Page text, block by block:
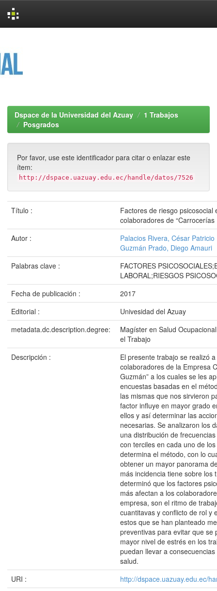
Dspace de la Universidad del Azuay
1 Trabajos
Posgrados
Por favor, use este identificador para citar o enlazar este
ítem:
http://dspace.uazuay.edu.ec/handle/datos/7526
Título :
Factores de riesgo psicosocial
colaboradores de “Carrocerías
Autor :
Palacios Rivera, César Patricio
Guzmán Prado, Diego Amauri
Palabras clave :
FACTORES
LABORAL;RIESGOS
Fecha de publicación :
2017
Editorial :
Univesidad del Azuay
metadata.dc.description.degree:
Magíster en Salud
el Trabajo
Descripción :
El presente trabajo se realizó
colaboradores de la Empresa
Guzmán” a los cuales se les
encuestas basadas en el
las mismas que nos sirvieron
factor influye en mayor grado
ellos y así determinar las
necesarias. Se analizaron los
una distribución de
con terciles en cada uno de
determina el método, con lo
obtener un mayor panorama
más incidencia tiene sobre los
determinó que los factores
más afectan a los
empresa, son el ritmo de
cuantitavas y conflicto de rol y
estos que se han planteado
preventivas para evitar que se
mayor nivel de estrés en los
puedan llevar a
salud.
URI :
http://dspace.uazuay.edu.ec/